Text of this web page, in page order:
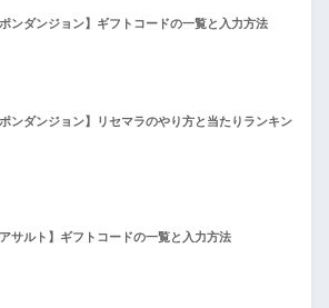
ポンダンジョン】ギフトコードの一覧と入力方法
ポンダンジョン】リセマラのやり方と当たりランキン
アサルト】ギフトコードの一覧と入力方法